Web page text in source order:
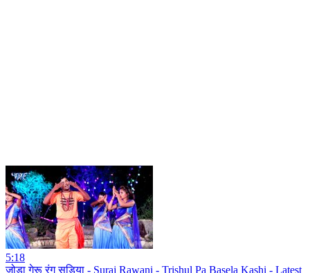
5:18
जोड़ा गेरू रंग सड़िया - Suraj Rawani - Trishul Pa Basela Kashi - Latest